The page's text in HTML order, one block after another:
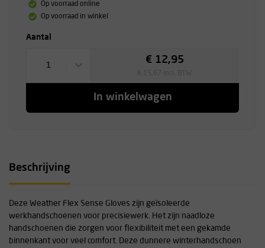
Op voorraad online
Op voorraad in winkel
Aantal
1
€ 12,95
In winkelwagen
Beschrijving
Deze Weather Flex Sense Gloves zijn geïsoleerde
werkhandschoenen voor precisiewerk. Het zijn naadloze
handschoenen die zorgen voor flexibiliteit met een gekamde
binnenkant voor veel comfort. Deze dunnere winterhandschoen